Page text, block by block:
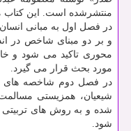
منتشرشده است. این
در فصل اول به مبانی
و بر دو مبنای شاخص در
محوری تاکید می شود و
مورد بحث قرار می گیرد.
در فصل دوم شاخصه های
شیعیان، همزیستی
شده و به روش های
شود.